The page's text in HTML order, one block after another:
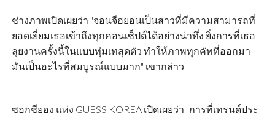
ช่างภาพเปิดเผยว่า "จอนจีฮยอนเป็นสาวที่มีความสามารถที่
ยอดเยี่ยมเธอเข้าถึงทุกคอนเซ็ปต์ได้อย่างน่าทึ่ง ยิ่งการที่เธอ
ลุยงานครั้งนี้ในแบบทุ่มเทสุดตัว ทำให้ภาพทุกคัทที่ออกมา
มันเป็นอะไรที่สมบูรณ์แบบมาก" เขากล่าว
ซอกชียอง แห่ง GUESS KOREA เปิดเผยว่า "การที่เทรนด์ประ